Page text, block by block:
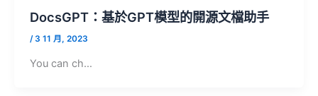
DocsGPT：基於GPT模型的開源文檔助手
/3 11 月, 2023
You can ch…